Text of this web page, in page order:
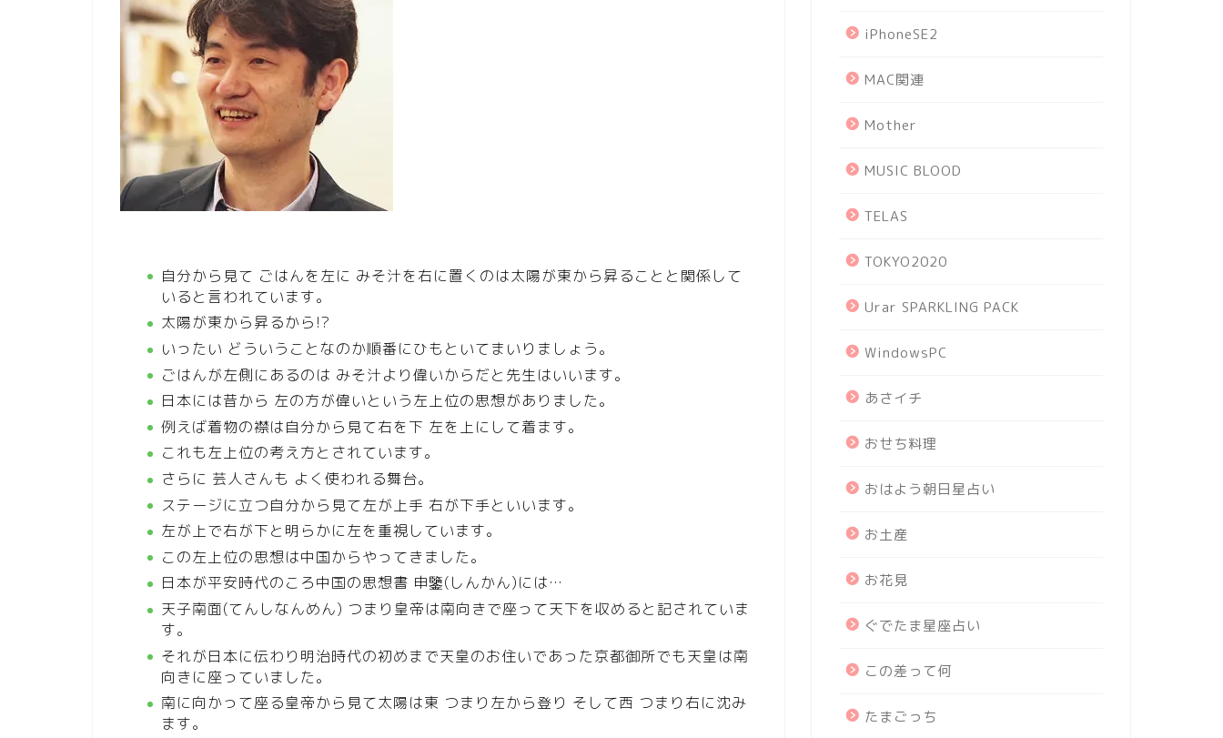
自分から見て ごはんを左に みそ汁を右に置くのは太陽が東から昇ることと関係して
いると言われています。
太陽が東から昇るから!?
いったい どういうことなのか順番にひもといてまいりましょう。
ごはんが左側にあるのは みそ汁より偉いからだと先生はいいます。
日本には昔から 左の方が偉いという左上位の思想がありました。
例えば着物の襟は自分から見て右を下 左を上にして着ます。
これも左上位の考え方とされています。
さらに 芸人さんも よく使われる舞台。
ステージに立つ自分から見て左が上手 右が下手といいます。
左が上で右が下と明らかに左を重視しています。
この左上位の思想は中国からやってきました。
日本が平安時代のころ中国の思想書 申鑒(しんかん)には…
天子南面(てんしなんめん) つまり皇帝は南向きで座って天下を収めると記されていま
す。
それが日本に伝わり明治時代の初めまで天皇のお住いであった京都御所でも天皇は南
向きに座っていました。
南に向かって座る皇帝から見て太陽は東 つまり左から登り そして西 つまり右に沈み
ます。
iPhoneSE2
MAC関連
Mother
MUSIC BLOOD
TELAS
TOKYO2020
Urar SPARKLING PACK
WindowsPC
あさイチ
おせち料理
おはよう朝日星占い
お土産
お花見
ぐでたま星座占い
この差って何
たまごっち